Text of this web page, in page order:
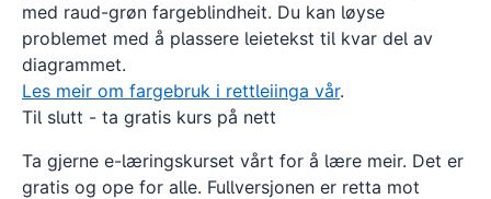
med raud-grøn fargeblindheit. Du kan løyse
problemet med å plassere leietekst til kvar del av
diagrammet.
Les meir om fargebruk i rettleiinga vår.
Til slutt - ta gratis kurs på nett
Ta gjerne e-læringskurset vårt for å lære meir. Det er
gratis og ope for alle. Fullversjonen er retta mot